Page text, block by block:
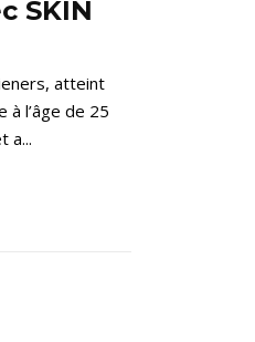
SKIN
atteint
à l’âge de 25
a...